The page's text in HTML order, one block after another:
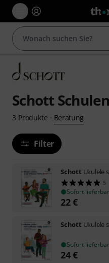
Schott
3 Produkte · Beratung
Filter
Schott Ukulele
5
Sofort lieferbar
22€
Schott Ukulele
Sofort lieferbar
24€